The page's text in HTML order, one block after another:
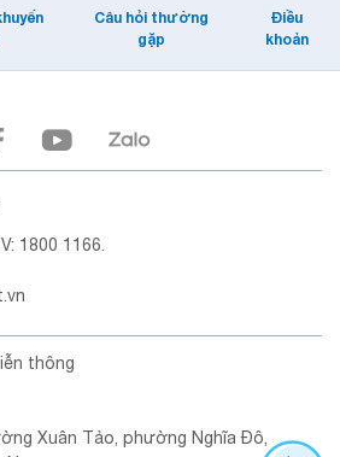
website Speedtest.net
của Tổ chức Ookla, đơn vị
đo kiểm tốc độ di động và
Câu hỏi thường
gặp
Điều
khoản
1800 1166.
thông
Xuân Tảo, phường Nghĩa Đô,